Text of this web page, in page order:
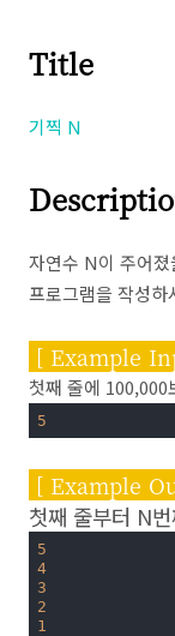
Title
기찍 N
자연수 N이 주어
프로그램을 작성하
[ Example
첫째 줄에
5
[ Example
첫째 줄부터 N
5
4
3
2
1